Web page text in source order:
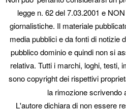
legge n. 62 del 7.03.2001 e
giornalistiche. Il materiale
media pubblici e da fonti di notizie
pubblico dominio e quindi non si
relativa. Tutti i marchi, loghi, testi,
sono copyright dei rispettivi
la rimozione scrivendo
L'autore dichiara di non essere